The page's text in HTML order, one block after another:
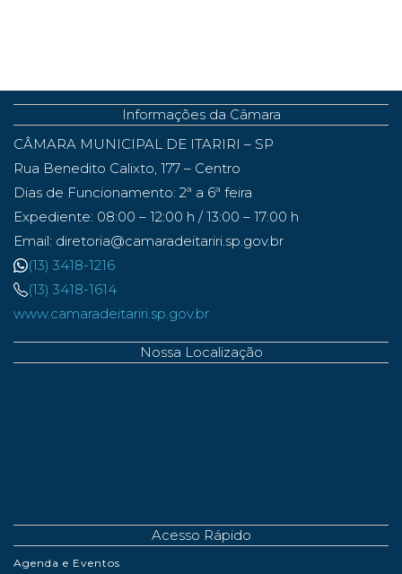
Informações da Câmara
CÂMARA MUNICIPAL DE ITARIRI – SP
Rua Benedito Calixto, 177 – Centro
Dias de Funcionamento: 2ª a 6ª feira
Expediente: 08:00 – 12:00 h / 13:00 – 17:00 h
Email: diretoria@camaradeitariri.sp.gov.br
(13) 3418-1216
(13) 3418-1614
www.camaradeitariri.sp.gov.br
Nossa Localização
Acesso Rápido
Agenda e Eventos